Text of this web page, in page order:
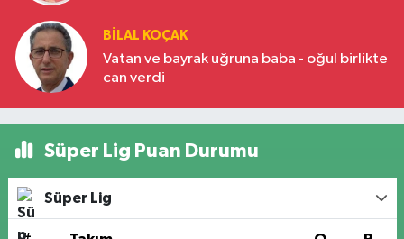
BILAL KOÇAK
Vatan ve bayrak uğruna baba - oğul birlikte
can verdi
Süper Lig Puan Durumu
Süper Lig